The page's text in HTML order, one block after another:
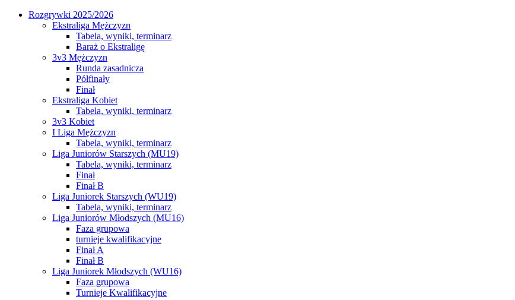
Rozgrywki 2025/2026
Ekstraliga Mężczyzn
Tabela, wyniki, terminarz
Baraż o Ekstraligę
3v3 Mężczyzn
Runda zasadnicza
Półfinały
Finał
Ekstraliga Kobiet
Tabela, wyniki, terminarz
3v3 Kobiet
I Liga Mężczyzn
Tabela, wyniki, terminarz
Liga Juniorów Starszych (MU19)
Tabela, wyniki, terminarz
Finał
Finał B
Liga Juniorek Starszych (WU19)
Tabela, wyniki, terminarz
Liga Juniorów Młodszych (MU16)
Faza grupowa
turnieje kwalifikacyjne
Finał A
Finał B
Liga Juniorek Młodszych (WU16)
Faza grupowa
Turnieje Kwalifikacyjne